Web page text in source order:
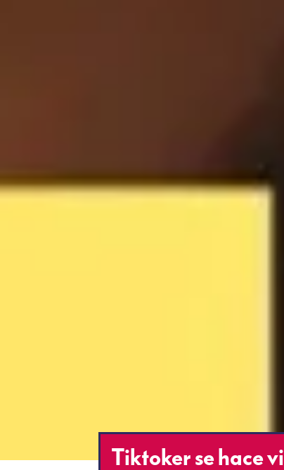
Tiktoker se hace